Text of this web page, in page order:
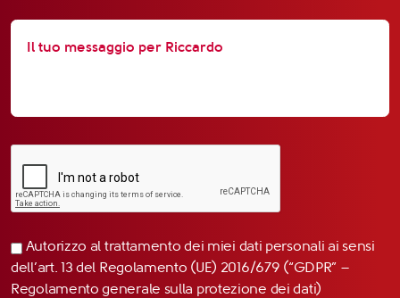
Autorizzo al trattamento dei miei dati personali ai sensi
dell’art. 13 del Regolamento (UE) 2016/679 (“GDPR” –
Regolamento generale sulla protezione dei dati)